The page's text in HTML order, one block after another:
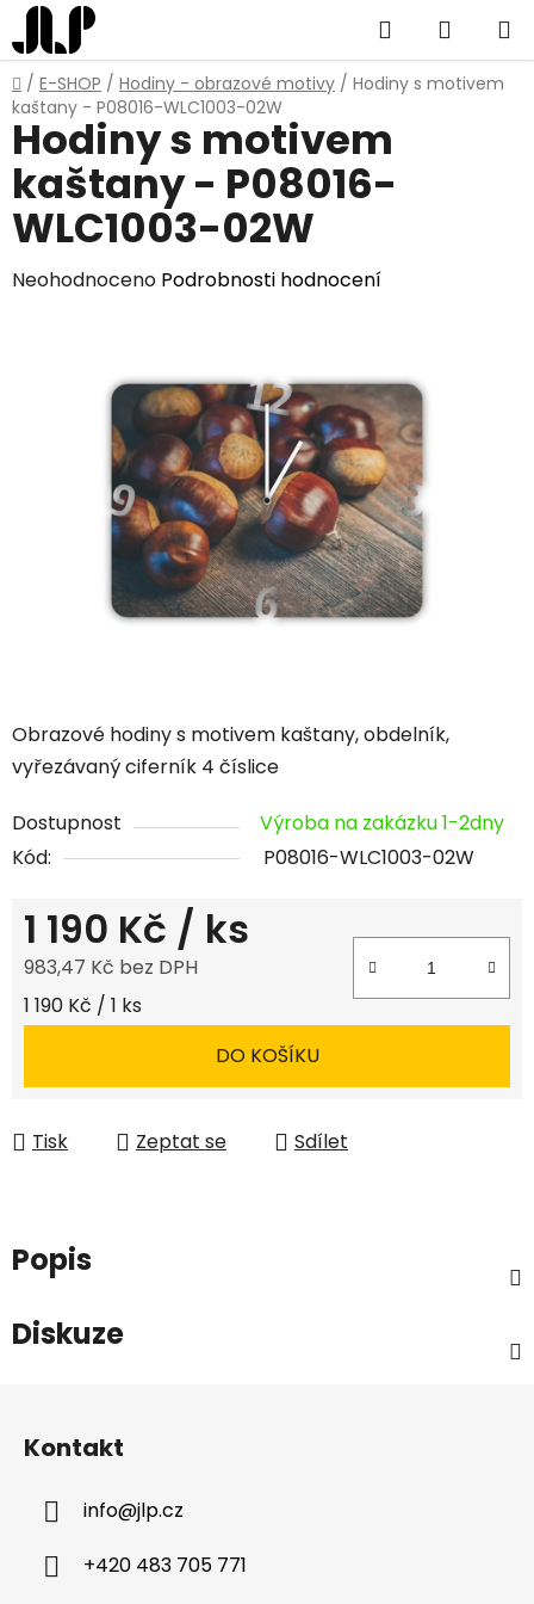
Přejít
na
obsah
Hledat
KOŠÍK
Domů
/ E-SHOP / Hodiny - obrazové motivy / Hodiny s motivem
kaštany - P08016-WLC1003-02W
Obrazové hodiny s motivem kaštany, obdelník,
vyřezávaný ciferník 4 číslice
Dostupnost
Výroba na zakázku 1-2dny
Kód:
P08016-WLC1003-02W
1 190 Kč / ks
983,47 Kč bez DPH
Měrná cena:
1 190 Kč / 1 ks
DO KOŠÍKU
Tisk Zeptat se Sdílet
Hodiny s motivem
kaštany - P08016-
WLC1003-02W
Průměrné
Neohodnoceno Podrobnosti hodnocení
Popis
Diskuze
Kontakt
info@jlp.cz
+420 483 705 771